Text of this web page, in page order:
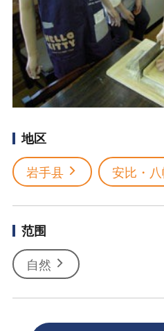
地区
岩手县
安比・
范围
自然